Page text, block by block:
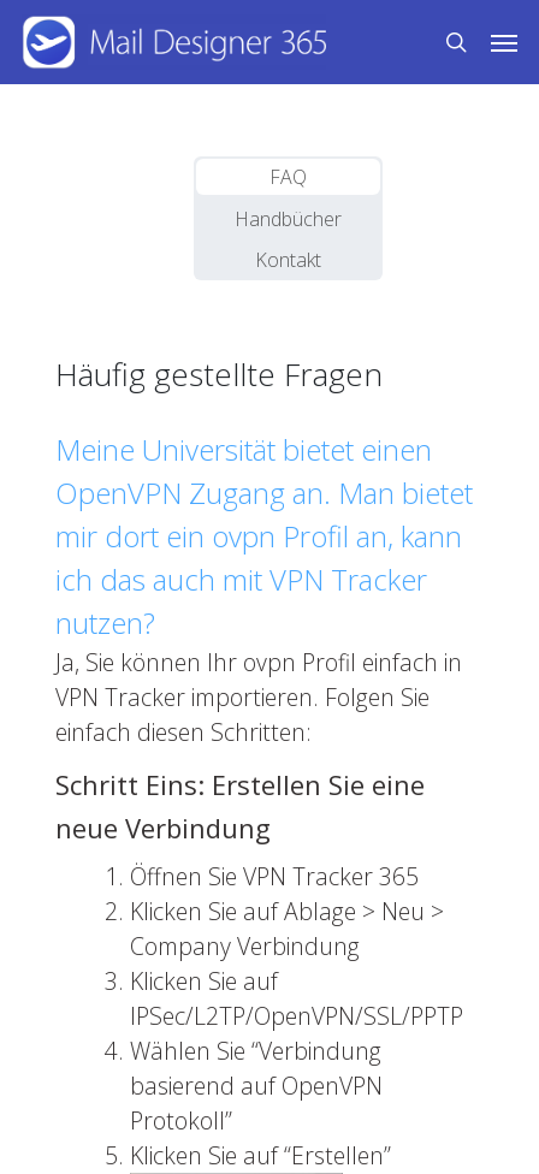
Skip
main
search
FAQ
Handbücher
Kontakt
Häufig gestellte Fragen
Meine Universität bietet einen
OpenVPN Zugang an. Man bietet
mir dort ein ovpn Profil an, kann
ich das auch mit VPN Tracker
nutzen?
Ja, Sie können Ihr ovpn Profil einfach in
VPN Tracker importieren. Folgen Sie
einfach diesen Schritten:
Schritt Eins: Erstellen Sie eine
neue Verbindung
Öffnen Sie VPN Tracker 365
Klicken Sie auf Ablage > Neu >
Company Verbindung
Klicken Sie auf
IPSec/L2TP/OpenVPN/SSL/PPTP
Wählen Sie “Verbindung
basierend auf OpenVPN
Protokoll”
Klicken Sie auf “Erstellen”